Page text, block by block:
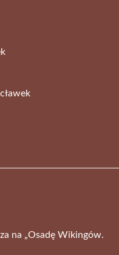
na „Osadę Wikingów.